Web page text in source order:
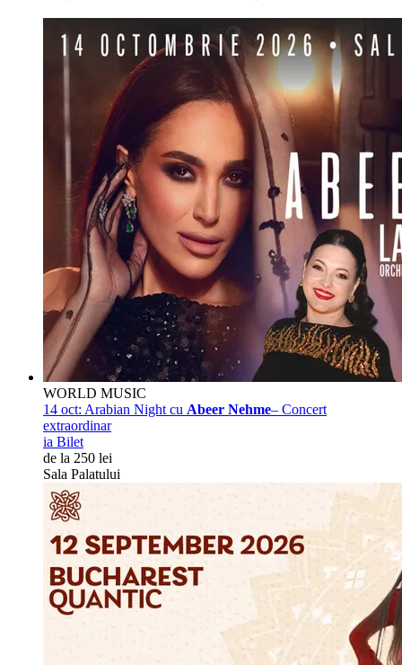
WORLD MUSIC
14 oct: Arabian Night cu Abeer Nehme– Concert
extraordinar
ia Bilet
de la 250 lei
Sala Palatului